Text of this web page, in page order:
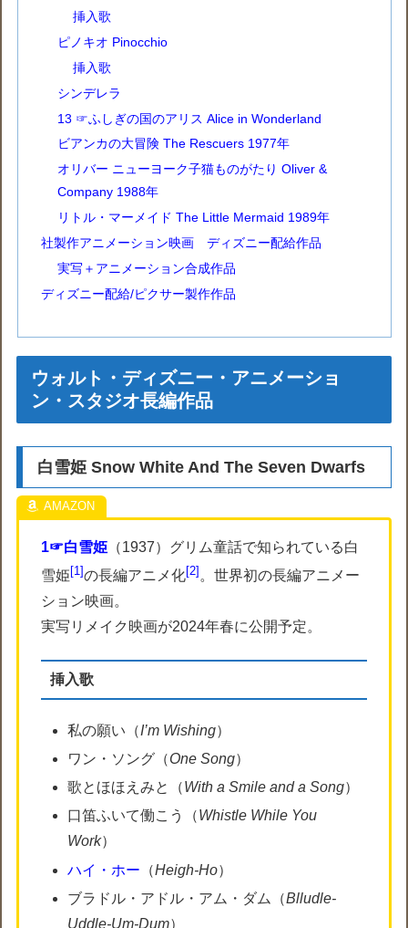
挿入歌
ピノキオ Pinocchio
挿入歌
シンデレラ
13 ☞ふしぎの国のアリス Alice in Wonderland
ビアンカの大冒険 The Rescuers 1977年
オリバー ニューヨーク子猫ものがたり Oliver &
Company 1988年
リトル・マーメイド The Little Mermaid 1989年
社製作アニメーション映画 ディズニー配給作品
実写＋アニメーション合成作品
ディズニー配給/ピクサー製作作品
ウォルト・ディズニー・アニメーショ
ン・スタジオ長編作品
白雪姫 Snow White And The Seven Dwarfs
1☞白雪姫 （1937）グリム童話で知られている白
雪姫 1 の長編アニメ化 2 。世界初の長編アニメー
ション映画。
実写リメイク映画が2024年春に公開予定。
挿入歌
私の願い（I’m Wishing）
ワン・ソング（One Song）
歌とほほえみと（With a Smile and a Song）
口笛ふいて働こう（Whistle While You
Work）
ハイ・ホー （Heigh-Ho）
ブラドル・アドル・アム・ダム（Blludle-
Uddle-Um-Dum）